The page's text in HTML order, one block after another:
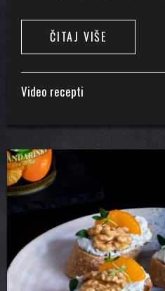
ČITAJ VIŠE
Video recepti